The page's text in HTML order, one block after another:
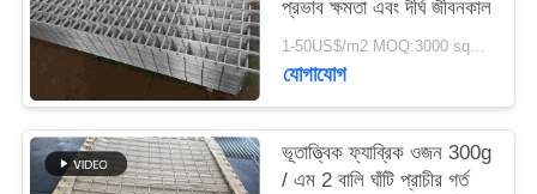
মামলা
সাইট
ম্যাপ
প্রভাব ক্ষমতা এবং দীর্ঘ জীবনকাল
1-50US$/m2 MOQ:3000 square meters
যোগাযোগ
ভূতাত্ত্বিক ফ্যাব্রিক ওজন 300g
/ এম 2 বালি ঘাঁটি প্রাচীর গর্ত